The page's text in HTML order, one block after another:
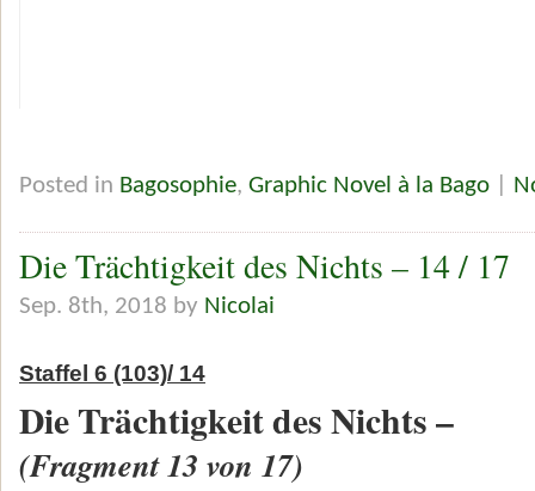
Posted in Bagosophie, Graphic Novel à la Bago
Die Trächtigkeit des Nichts – 14 / 17
Sep. 8th, 2018 by Nicolai
Staffel 6 (103)/ 14
Die Trächtigkeit des Nichts –
(Fragment 13 von 17)